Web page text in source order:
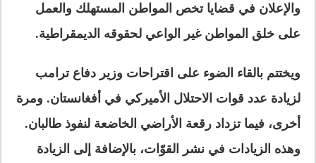
والإعلان في قضايا تخص المواطن المستهلك والعمل
على خلق المواطن غير الواعي لحقوقه الديمقراطية.
ويختتم بالقاء الضوء على اقتراحات وزير دفاع ترامب
لزيادة عدد قوات الاحتلال الأميركي في أفغانستان. ومرة
أخرى، فيما تزداد رقعة الأراضي الخاضعة لنفوذ طالبان.
وهذه الزيادات في نشر القوّات، بالإضافة إلى الزيادة